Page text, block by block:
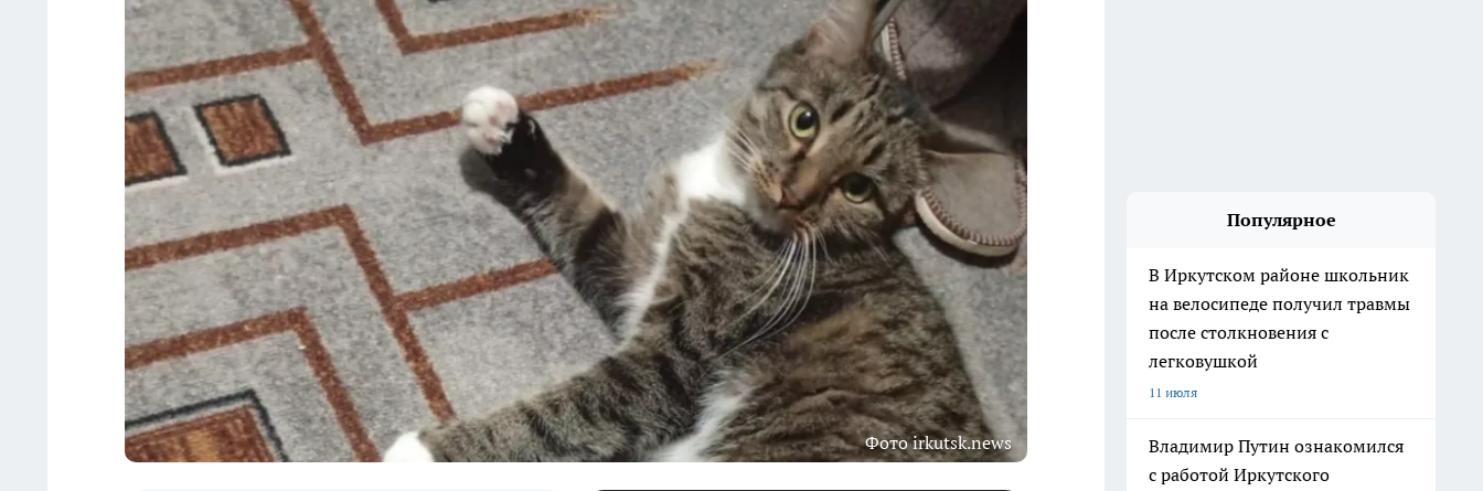
Фото irkutsk.news
Популярное
В Иркутском районе школьник
на велосипеде получил травмы
после столкновения с
легковушкой
11 июля
Владимир Путин ознакомился
с работой Иркутского